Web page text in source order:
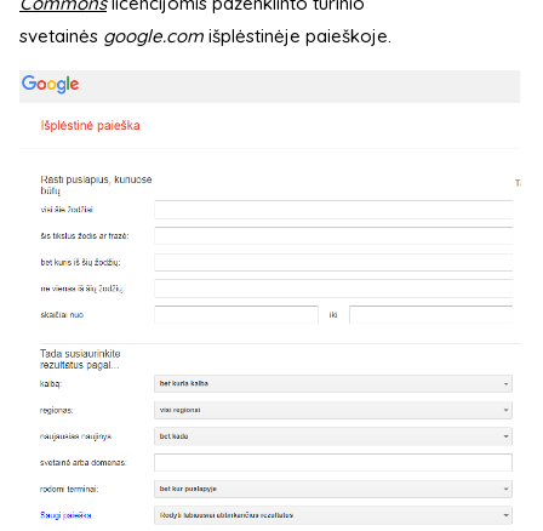
svetainės google.com išplėstinėje paieškoje.